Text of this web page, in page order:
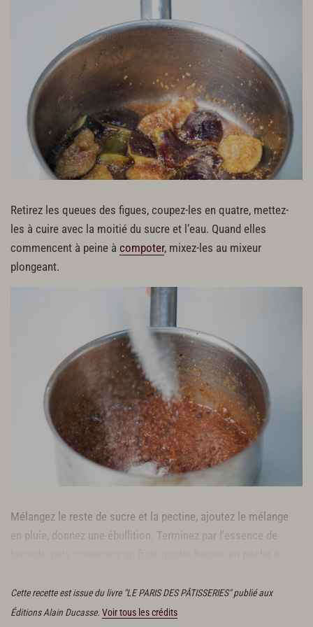
Retirez les queues des figues, coupez-les en quatre, mettez-
les à cuire avec la moitié du sucre et l’eau. Quand elles
commencent à peine à compoter, mixez-les au mixeur
plongeant.
Mélangez le reste de sucre et la pectine, ajoutez le mélange
en pluie, donnez une ébullition. Terminez par l’essence de
Cette recette est issue du livre "LE PARIS DES PÂTISSERIES" publié aux
Éditions Alain Ducasse. Voir tous les crédits